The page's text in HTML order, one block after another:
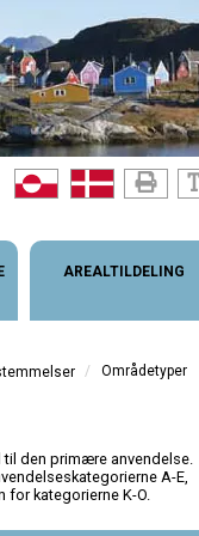
AREALTILDELING
/ Områdetyper
den primære anvendelse.
A-E,
kategorierne K-O.